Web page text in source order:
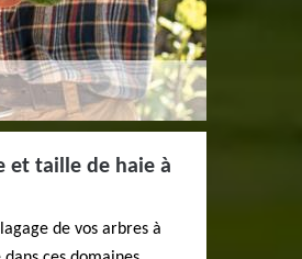
et taille de haie à
de vos arbres à